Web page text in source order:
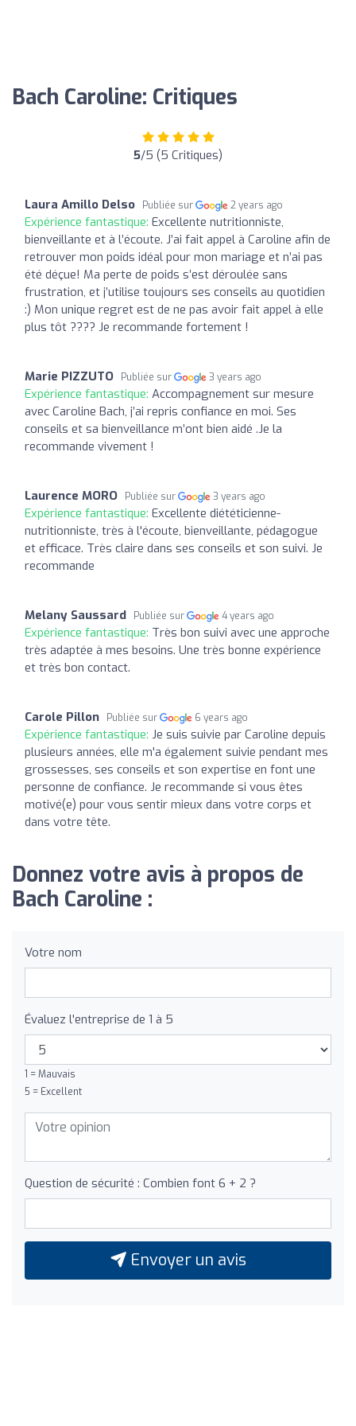
Bach Caroline: Critiques
5/5 (5 Critiques)
Laura Amillo Delso Publiée sur 2 years ago
Expérience fantastique: Excellente nutritionniste,
bienveillante et à l’écoute. J’ai fait appel à Caroline afin de
retrouver mon poids idéal pour mon mariage et n’ai pas
été déçue! Ma perte de poids s’est déroulée sans
frustration, et j’utilise toujours ses conseils au quotidien
:) Mon unique regret est de ne pas avoir fait appel à elle
plus tôt ???? Je recommande fortement !
Marie PIZZUTO Publiée sur 3 years ago
Expérience fantastique: Accompagnement sur mesure
avec Caroline Bach, j’ai repris confiance en moi. Ses
conseils et sa bienveillance m’ont bien aidé .Je la
recommande vivement !
Laurence MORO Publiée sur 3 years ago
Expérience fantastique: Excellente diététicienne-
nutritionniste, très à l'écoute, bienveillante, pédagogue
et efficace. Très claire dans ses conseils et son suivi. Je
recommande
Melany Saussard Publiée sur 4 years ago
Expérience fantastique: Très bon suivi avec une approche
très adaptée à mes besoins. Une très bonne expérience
et très bon contact.
Carole Pillon Publiée sur 6 years ago
Expérience fantastique: Je suis suivie par Caroline depuis
plusieurs années, elle m'a également suivie pendant mes
grossesses, ses conseils et son expertise en font une
personne de confiance. Je recommande si vous êtes
motivé(e) pour vous sentir mieux dans votre corps et
dans votre tête.
Donnez votre avis à propos de
Bach Caroline :
Votre nom
Évaluez l'entreprise de 1 à 5
1 = Mauvais
5 = Excellent
Question de sécurité : Combien font 6 + 2 ?
Envoyer un avis